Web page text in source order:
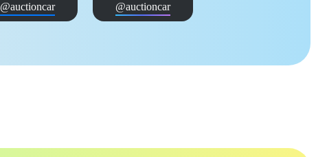
@auctioncar @auctioncar